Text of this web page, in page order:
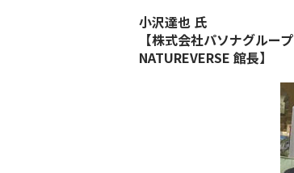
小沢達也 ⽒
【株式会社パソナグル
NATUREVERSE 館長】